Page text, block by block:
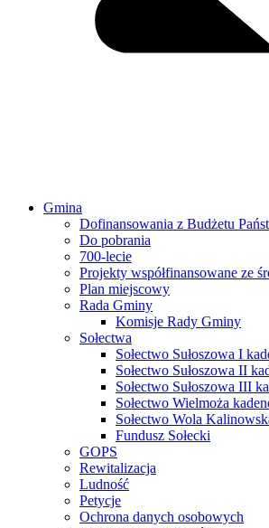
Gmina
Dofinansowania z Budżetu
Do pobrania
700-lecie
Projekty współfinansowane ze
Plan miejscowy
Rada Gminy
Komisje Rady Gminy
Sołectwa
Sołectwo Sułoszowa I
Sołectwo Sułoszowa II
Sołectwo Sułoszowa III
Sołectwo Wielmoża
Sołectwo Wola
Fundusz Sołecki
GOPS
Rewitalizacja
Ludność
Petycje
Ochrona danych osobowych